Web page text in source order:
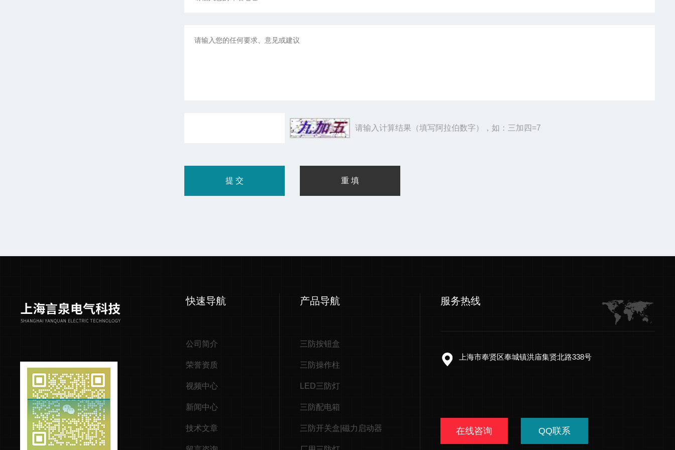
请输入计算结果（填写阿拉伯数字），如：三加四=7
快速导航
公司简介
荣誉资质
视频中心
新闻中心
技术文章
产品导航
三防按钮盒
三防操作柱
LED三防灯
三防配电箱
三防开关盒|磁力启动器
服务热线
上海市奉贤区奉城镇洪庙集贤北路338号
在线咨询 QQ联系